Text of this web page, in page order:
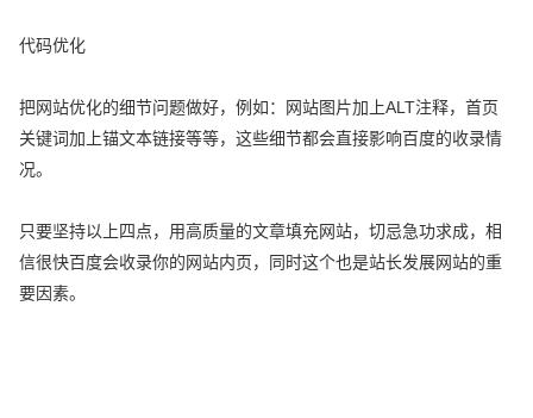
代码优化
把网站优化的细节问题做好，例如：网站图片加上ALT注释，首页
关键词加上锚文本链接等等，这些细节都会直接影响百度的收录情
况。
只要坚持以上四点，用高质量的文章填充网站，切忌急功求成，相
信很快百度会收录你的网站内页，同时这个也是站长发展网站的重
要因素。